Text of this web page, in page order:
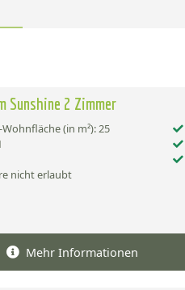
Sunshine 2 Zimmer
(in m²): 25
nicht erlaubt
Mehr Informationen